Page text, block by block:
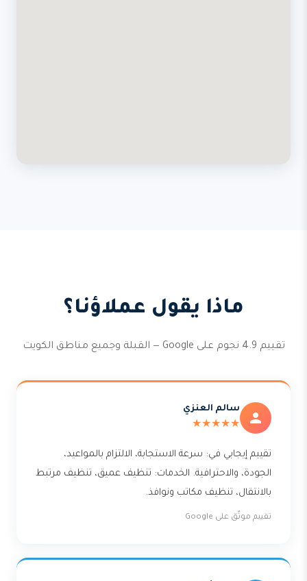
ماذا يقول عملاؤنا؟
تقييم 4.9 نجوم على Google — القبلة وجميع مناطق الكويت
سالم العنزي
★★★★★
تقييم إيجابي في: سرعة الاستجابة، الالتزام بالمواعيد،
الجودة، والاحترافية. الخدمات: تنظيف عميق، تنظيف مرتبط
بالانتقال، تنظيف مكاتب ونوافذ.
تقييم موثّق على Google